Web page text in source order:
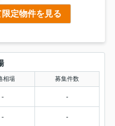
定物件を見る
相場 募集件数
- -
- -